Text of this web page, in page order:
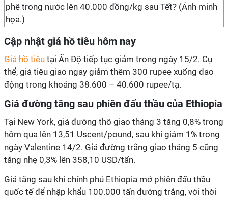
phê trong nước lên 40.000 đồng/kg sau Tết? (Ảnh minh
họa.)
Cập nhật giá hồ tiêu hôm nay
Giá hồ tiêu tại Ấn Độ tiếp tục giảm trong ngày 15/2. Cụ
thể, giá tiêu giao ngay giảm thêm 300 rupee xuống dao
động trong khoảng 38.600 – 40.600 rupee/tạ.
Giá đường tăng sau phiên đấu thầu của Ethiopia
Tại New York, giá đường thô giao tháng 3 tăng 0,8% trong
hôm qua lên 13,51 Uscent/pound, sau khi giảm 1% trong
ngày Valentine 14/2. Giá đường trắng giao tháng 5 cũng
tăng nhẹ 0,3% lên 358,10 USD/tấn.
Giá tăng sau khi chính phủ Ethiopia mở phiên đấu thầu
quốc tế để nhập khẩu 100.000 tấn đường trắng, với thời